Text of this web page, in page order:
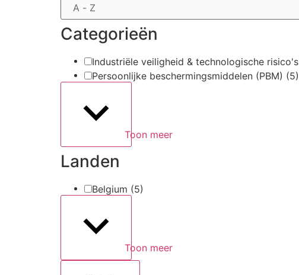
Categorieën
Industriële veiligheid & technologische risico's
Persoonlijke beschermingsmiddelen (PBM) (5)
Toon meer
Landen
Belgium (5)
Toon meer